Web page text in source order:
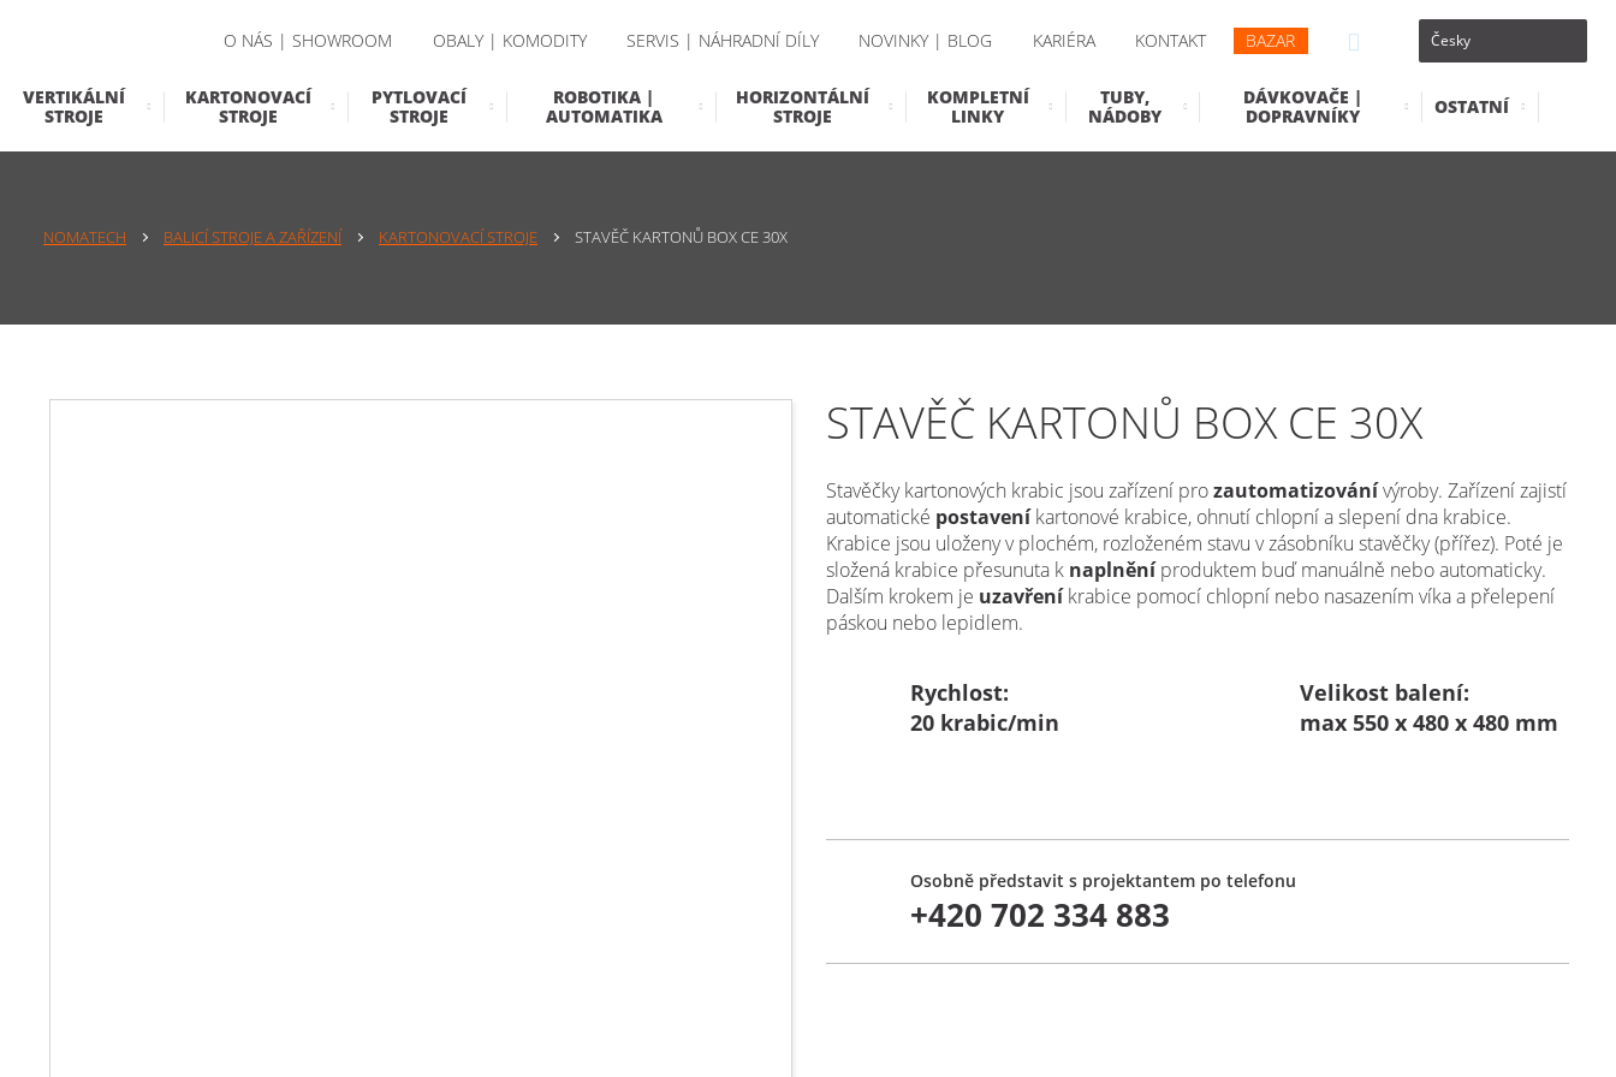
O NÁS | SHOWROOM OBALY | KOMODITY SERVIS | NÁHRADNÍ DÍLY NOVINKY | BLOG KARIÉRA KONTAKT BAZAR
VERTIKÁLNÍ
STROJE
KARTONOVACÍ
STROJE
PYTLOVACÍ
STROJE
ROBOTIKA |
AUTOMATIKA
HORIZONTÁLNÍ
STROJE
KOMPLETNÍ
LINKY
TUBY,
NÁDOBY
DÁVKOVAČE |
DOPRAVNÍKY
OSTATNÍ
NOMATECH BALICÍ STROJE A ZAŘÍZENÍ KARTONOVACÍ STROJE STAVĚČ KARTONŮ BOX CE 30X
STAVĚČ KARTONŮ BOX CE 30X
Stavěčky kartonových krabic jsou zařízení prozautomatizovánívýroby. Zařízení zajistí
automatické postaveníkartonové krabice, ohnutí chlopní a slepení dna krabice.
Krabice jsou uloženy v plochém, rozloženém stavu v zásobníku stavěčky (přířez). Poté je
složená krabice přesunuta k naplněníproduktem buď manuálně nebo automaticky.
Dalším krokem je uzavřeníkrabice pomocí chlopní nebo nasazením víka a přelepení
páskou nebo lepidlem.
Rychlost:
20 krabic/min
Velikost balení:
max 550 x 480 x 480 mm
Osobně představit s projektantem po telefonu
+420 702 334 883